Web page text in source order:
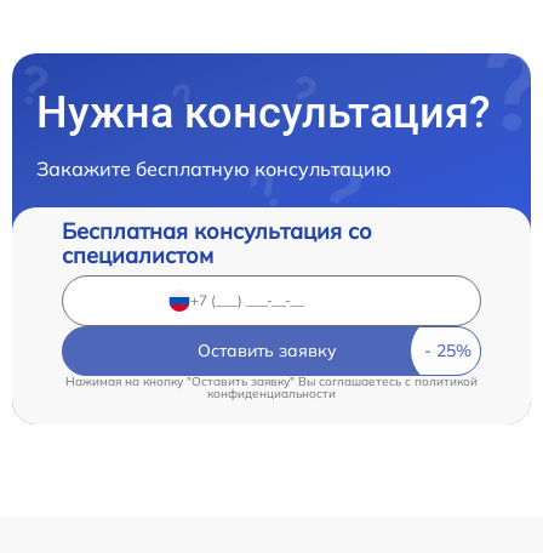
Нужна консультация?
Закажите бесплатную консультацию
Бесплатная консультация со
специалистом
Оставить заявку
Нажимая на кнопку "Оставить заявку" Вы соглашаетесь cполитикой
конфиденциальности